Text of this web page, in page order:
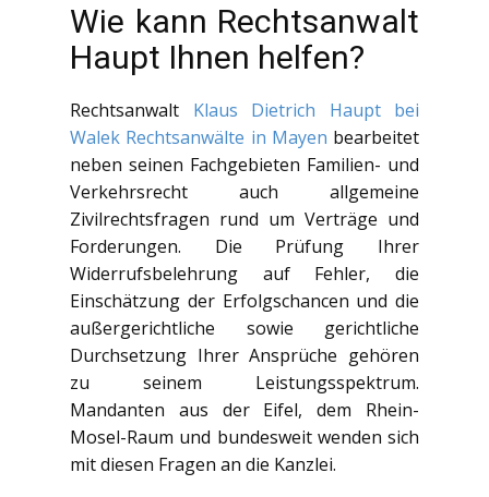
Wie kann Rechtsanwalt
Haupt Ihnen helfen?
Rechtsanwalt Klaus Dietrich Haupt bei
Walek Rechtsanwälte in Mayen bearbeitet
neben seinen Fachgebieten Familien- und
Verkehrsrecht auch allgemeine
Zivilrechtsfragen rund um Verträge und
Forderungen. Die Prüfung Ihrer
Widerrufsbelehrung auf Fehler, die
Einschätzung der Erfolgschancen und die
außergerichtliche sowie gerichtliche
Durchsetzung Ihrer Ansprüche gehören
zu seinem Leistungsspektrum.
Mandanten aus der Eifel, dem Rhein-
Mosel-Raum und bundesweit wenden sich
mit diesen Fragen an die Kanzlei.